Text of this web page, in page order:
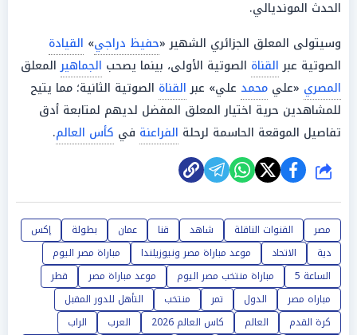
الحدث المونديالي.
وسيتولى المعلق الجزائري الشهير «حفيظ دراجي» القيادة
الصوتية عبرالقناة الصوتية الأولى، بينما يصحب الجماهيرالمعلق
المصري «علي محمد علي» عبرالقناة الصوتية الثانية؛ مما يتيح
للمشاهدين حرية اختيار المعلق المفضل لديهم لمتابعة أدق
تفاصيل الموقعة الحاسمة لرحلة الفراعنة في كأس العالم.
شارك
مصر القنوات الناقلة شاهد قنا عمان بطولة
إكس
دية
الاتحاد موعد مباراة مصر ونيوزيلندا
مباراة مصر اليوم
الساعة 5
مباراة منتخب مصر اليوم موعد مباراة مصر
قطر
مباراه مصر
الدول تمر منتخب
التأهل للدور المقبل
كرة القدم
العالم كاس العالم 2026 العرب
الراب